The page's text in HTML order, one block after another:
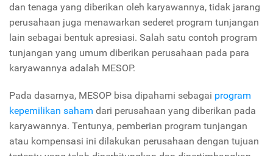
dan tenaga yang diberikan oleh karyawannya, tidak jarang
perusahaan juga menawarkan sederet program tunjangan
lain sebagai bentuk apresiasi. Salah satu contoh program
tunjangan yang umum diberikan perusahaan pada para
karyawannya adalah MESOP.
Pada dasarnya, MESOP bisa dipahami sebagai program
kepemilikan saham dari perusahaan yang diberikan pada
karyawannya. Tentunya, pemberian program tunjangan
atau kompensasi ini dilakukan perusahaan dengan tujuan